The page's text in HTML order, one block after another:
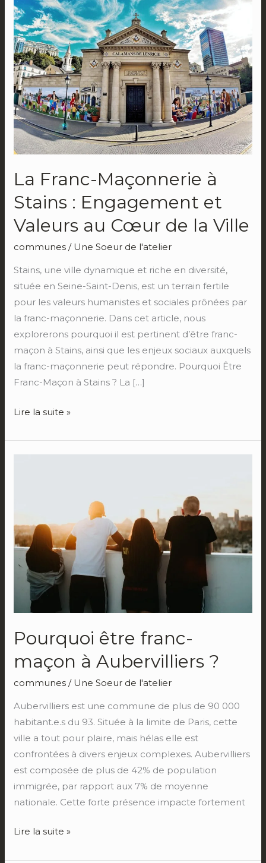
La Franc-Maçonnerie à
Stains : Engagement et
Valeurs au Cœur de la Ville
communes / Une Soeur de l'atelier
Stains, une ville dynamique et riche en diversité,
située en Seine-Saint-Denis, est un terrain fertile
pour les valeurs humanistes et sociales prônées par
la franc-maçonnerie. Dans cet article, nous
explorerons pourquoi il est pertinent d’être franc-
maçon à Stains, ainsi que les enjeux sociaux auxquels
la franc-maçonnerie peut répondre. Pourquoi Être
Franc-Maçon à Stains ? La […]
Maçonnerie
à
Stains
:
Engagement
et
Valeurs
au
Cœur
de
la
Lire la suite »
Pourquoi être franc-
maçon à Aubervilliers ?
communes / Une Soeur de l'atelier
Aubervilliers est une commune de plus de 90 000
habitant.e.s du 93. Située à la limite de Paris, cette
ville a tout pour plaire, mais hélas elle est
confrontées à divers enjeux complexes. Aubervilliers
est composée de plus de 42% de population
immigrée, par rapport aux 7% de moyenne
nationale. Cette forte présence impacte fortement
à
Aubervilliers
Lire la suite »